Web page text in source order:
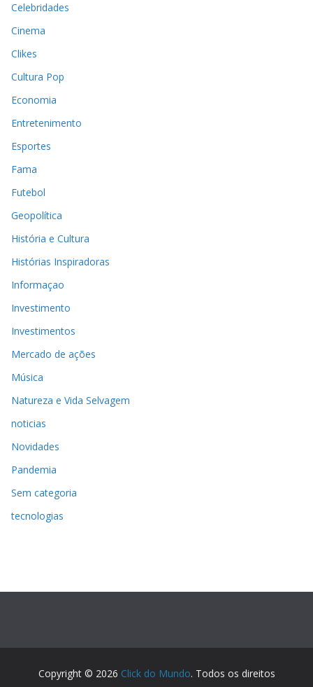
Celebridades
Cinema
Clikes
Cultura Pop
Economia
Entretenimento
Esportes
Fama
Futebol
Geopolítica
História e Cultura
Histórias Inspiradoras
Informaçao
Investimento
Investimentos
Mercado de ações
Música
Natureza e Vida Selvagem
noticias
Novidades
Pandemia
Sem categoria
tecnologias
Copyright © 2026 Click do Mundo. Todos os direitos